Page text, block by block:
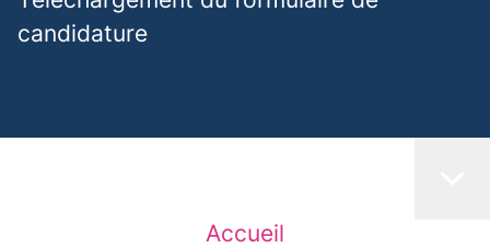
candidature
Accueil